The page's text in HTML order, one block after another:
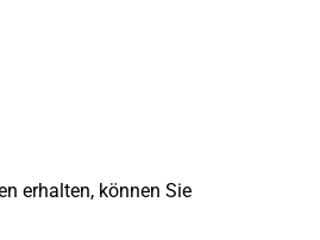
erhalten, können Sie